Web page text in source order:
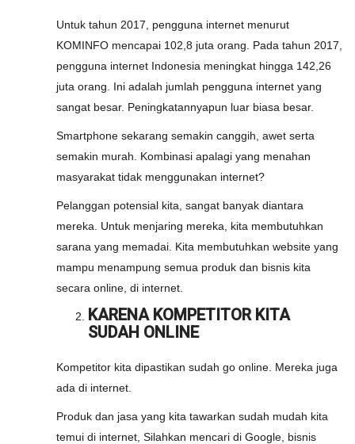
Untuk tahun 2017, pengguna internet menurut
KOMINFO mencapai 102,8 juta orang. Pada tahun 2017,
pengguna internet Indonesia meningkat hingga 142,26
juta orang. Ini adalah jumlah pengguna internet yang
sangat besar. Peningkatannyapun luar biasa besar.
Smartphone sekarang semakin canggih, awet serta
semakin murah. Kombinasi apalagi yang menahan
masyarakat tidak menggunakan internet?
Pelanggan potensial kita, sangat banyak diantara
mereka. Untuk menjaring mereka, kita membutuhkan
sarana yang memadai. Kita membutuhkan website yang
mampu menampung semua produk dan bisnis kita
secara online, di internet.
KARENA KOMPETITOR KITA
SUDAH ONLINE
Kompetitor kita dipastikan sudah go online. Mereka juga
ada di internet.
Produk dan jasa yang kita tawarkan sudah mudah kita
temui di internet, Silahkan mencari di Google, bisnis